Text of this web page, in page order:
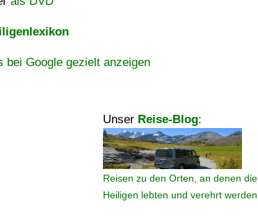
Google gezielt anzeigen
Unser Reise-Blog:
Reisen zu den Orten, an denen die
Heiligen lebten und verehrt werden.